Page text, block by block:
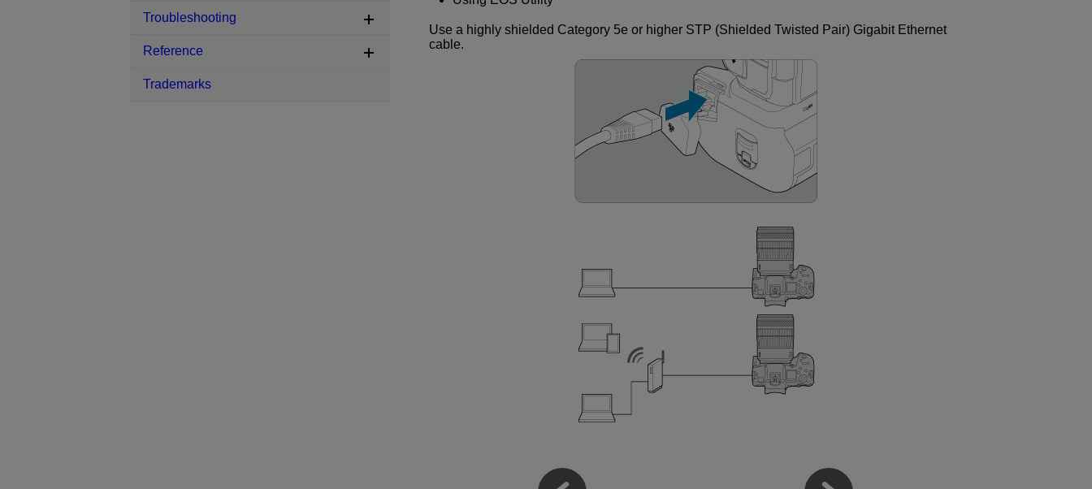
Use a highly shielded Category 5e or higher STP (Shielded Twisted Pair) Gigabit Ethernet
cable.
Troubleshooting
Reference
Trademarks